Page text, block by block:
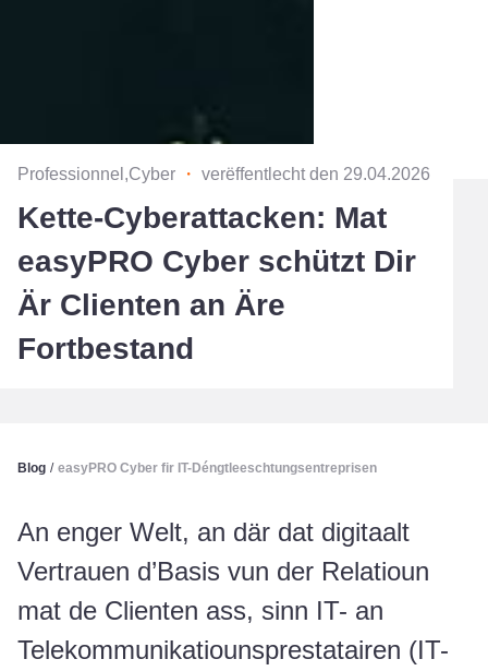
Professionnel,Cyber ・ verëffentlecht den 29.04.2026
Kette-Cyberattacken: Mat
easyPRO Cyber schützt Dir
Är Clienten an Äre
Fortbestand
Blog / easyPRO Cyber fir IT-Déngtleeschtungsentreprisen
An enger Welt, an där dat digitaalt
Vertrauen d’Basis vun der Relatioun
mat de Clienten ass, sinn IT- an
Telekommunikatiounsprestatairen (IT-